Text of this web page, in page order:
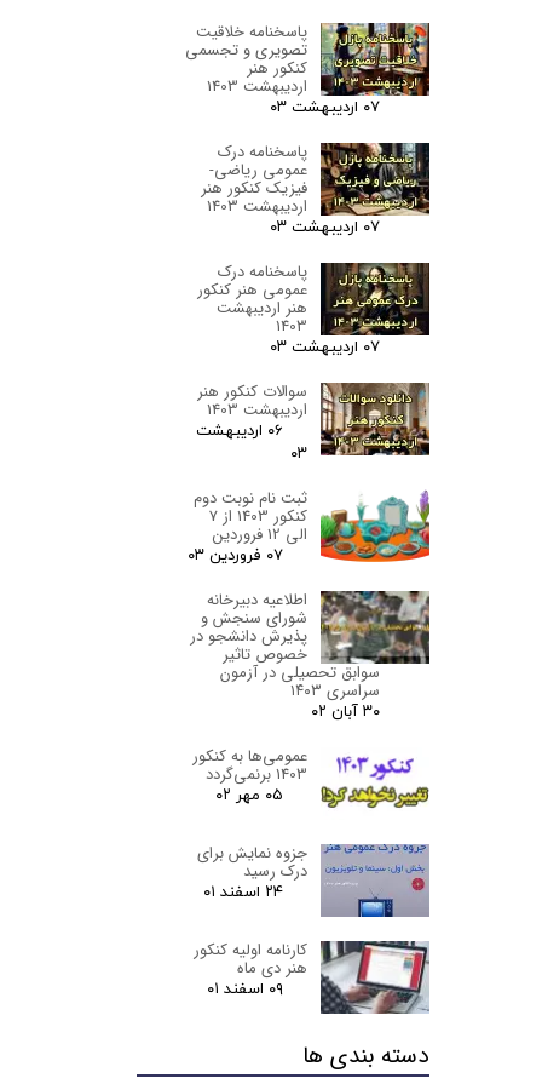
پاسخنامه خلاقیت
تصویری و تجسمی
کنکور هنر
اردیبهشت 1403
۰۷ اردیبهشت ۰۳
پاسخنامه درک
عمومی ریاضی-
فیزیک کنکور هنر
اردیبهشت 1403
۰۷ اردیبهشت ۰۳
پاسخنامه درک
عمومی هنر کنکور
هنر اردیبهشت
1403
۰۷ اردیبهشت ۰۳
سوالات کنکور هنر
اردیبهشت 1403
۰۶ اردیبهشت
۰۳
ثبت نام نوبت دوم
کنکور 1403 از 7
الی 12 فروردین
۰۷ فروردین ۰۳
اطلاعیه دبیرخانه
شورای سنجش و
پذیرش دانشجو در
خصوص تاثیر
سوابق تحصیلی در آزمون
سراسری ۱۴۰۳
۳۰ آبان ۰۲
عمومی‌ها به کنکور
1403 برنمی‌گردد
۰۵ مهر ۰۲
جزوه نمایش برای
درک رسید
۲۴ اسفند ۰۱
كارنامه اولیه کنکور
هنر دی ماه
۰۹ اسفند ۰۱
دسته بندی ها